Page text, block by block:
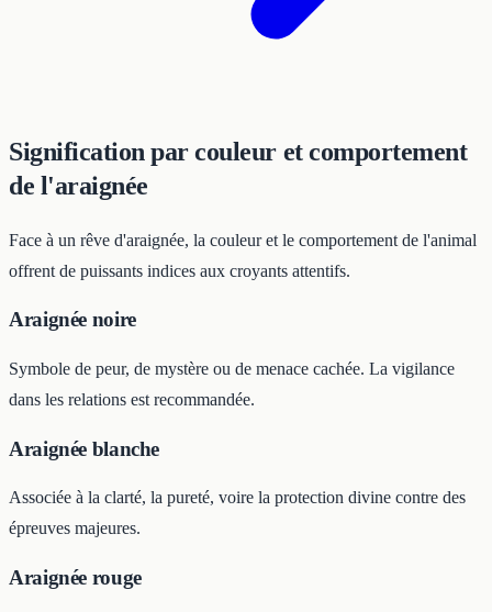
Signification par couleur et comportement
de l'araignée
Face à un rêve d'araignée, la couleur et le comportement de l'animal
offrent de puissants indices aux croyants attentifs.
Araignée noire
Symbole de peur, de mystère ou de menace cachée. La vigilance
dans les relations est recommandée.
Araignée blanche
Associée à la clarté, la pureté, voire la protection divine contre des
épreuves majeures.
Araignée rouge